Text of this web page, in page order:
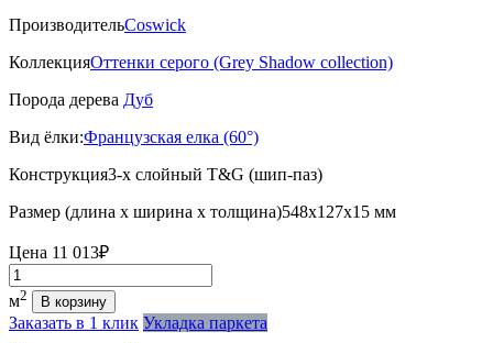
ПроизводительCoswick
КоллекцияОттенки серого (Grеy Shadow collection)
Порода дерева Дуб
Вид ёлки:Французская елка (60°)
Конструкция3-х слойный T&G (шип-паз)
Размер (длина х ширина х толщина)548х127х15 мм
Цена 11 013₽
Количество
м2 В корзину
Заказать в 1 клик Укладка паркета